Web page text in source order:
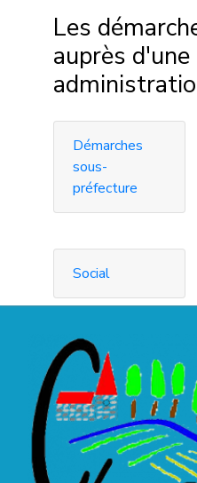
Les
auprès
Démarches
sous-
préfecture
Social